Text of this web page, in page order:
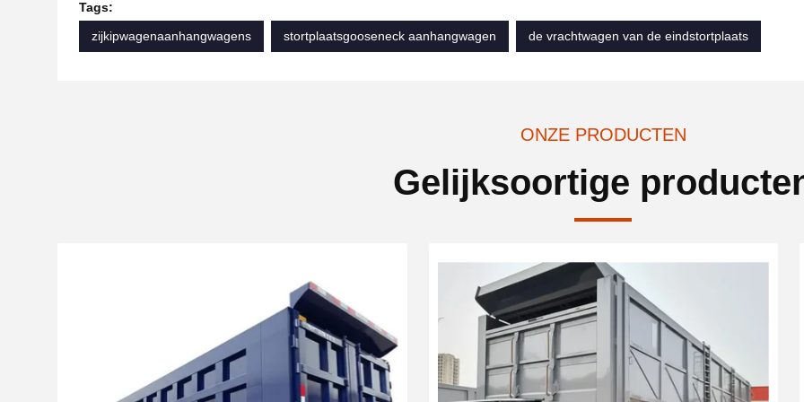
Tags:
zijkipwagenaanhangwagens
stortplaatsgooseneck aanhangwagen de vrachtwagen van de eindstortplaats
ONZE PRODUCTEN
Gelijksoortige